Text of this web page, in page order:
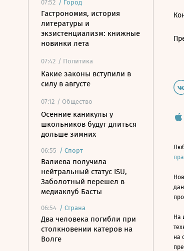
07:52 / Город
Гастрономия, история
литературы и
экзистенциализм: книжные
новинки лета
07:42 / Политика
Какие законы вступили в
силу в августе
07:12 / Общество
Осенние каникулы у
школьников будут длиться
дольше зимних
06:55 / Спорт
Валиева получила
нейтральный статус ISU,
Заболотный перешел в
медиаклуб Басты
06:54 / Страна
Два человека погибли при
столкновении катеров на
Волге
На
на